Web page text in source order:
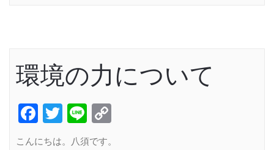
環境の力について
Facebook
Twitter
Line
こんにちは。八須です。